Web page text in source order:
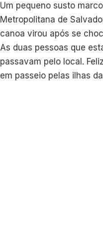
Um pequeno susto
Metropolitana de
canoa virou após se
As duas pessoas que
passavam pelo local.
em passeio pelas ilhas